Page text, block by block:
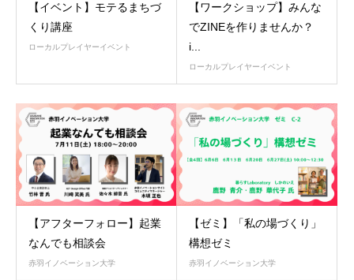
【イベント】モテるまちづ
くり講座
ローカルプレイヤーイベント
【ワークショップ】みんな
でZINEを作りませんか？
i...
ローカルプレイヤーイベント
【アフターフォロー】起業
なんでも相談会
赤羽イノベーション大学
【ゼミ】「私の場づくり」
構想ゼミ
赤羽イノベーション大学